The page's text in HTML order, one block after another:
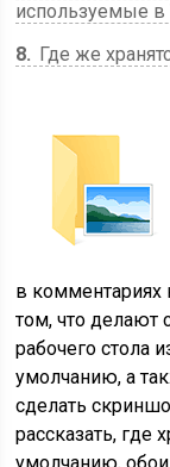
используемые в
8
Где же
в комментариях
том, что делают
рабочего стола
умолчанию, а
сделать
рассказать, где